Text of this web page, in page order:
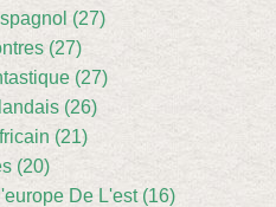
(27)
(27)
(27)
(26)
(21)
(20)
De L'est (16)